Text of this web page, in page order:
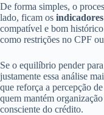
De forma simples, o
lado, ficam os
compatível e bom
como restrições no CPF
Se o equilíbrio pender
justamente essa análise
que reforça a percepção
quem mantém
consciente do crédito.